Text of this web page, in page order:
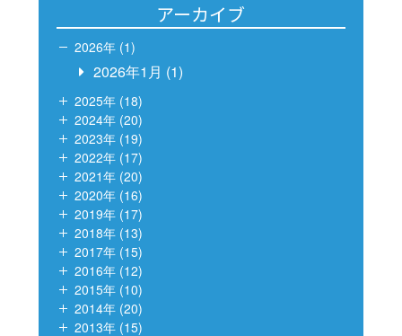
アーカイブ
2026年 (1)
2026年1月 (1)
2025年 (18)
2024年 (20)
2023年 (19)
2022年 (17)
2021年 (20)
2020年 (16)
2019年 (17)
2018年 (13)
2017年 (15)
2016年 (12)
2015年 (10)
2014年 (20)
2013年 (15)